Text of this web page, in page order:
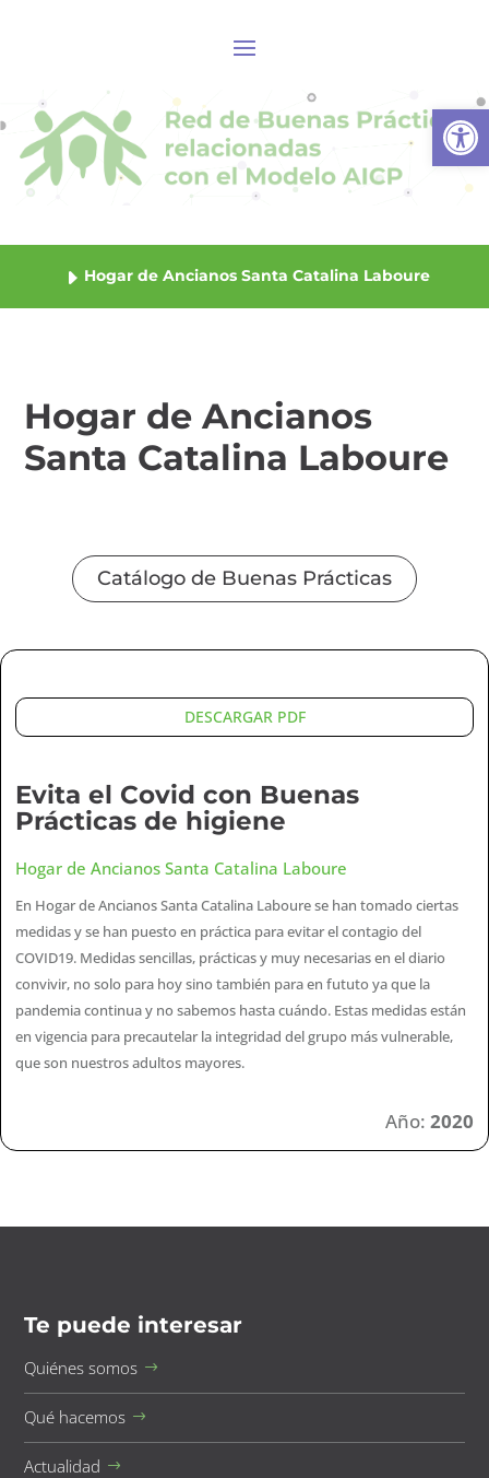
Hogar de Ancianos Santa Catalina Laboure
Hogar de Ancianos
Santa Catalina Laboure
Catálogo de Buenas Prácticas
DESCARGAR PDF
Evita el Covid con Buenas
Prácticas de higiene
Hogar de Ancianos Santa Catalina Laboure
En Hogar de Ancianos Santa Catalina Laboure se han tomado ciertas
medidas y se han puesto en práctica para evitar el contagio del
COVID19. Medidas sencillas, prácticas y muy necesarias en el diario
convivir, no solo para hoy sino también para en fututo ya que la
pandemia continua y no sabemos hasta cuándo. Estas medidas están
en vigencia para precautelar la integridad del grupo más vulnerable,
que son nuestros adultos mayores.
Año: 2020
Te puede interesar
Quiénes somos
Qué hacemos
Actualidad